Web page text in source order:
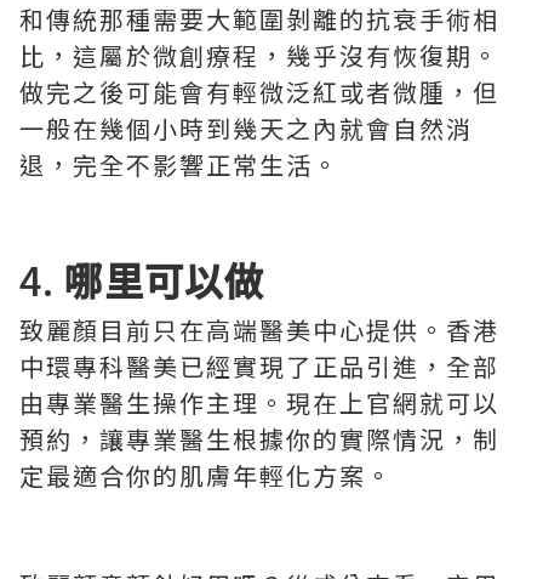
和傳統那種需要大範圍剝離的抗衰手術相
比，這屬於微創療程，幾乎沒有恢復期。
做完之後可能會有輕微泛紅或者微腫，但
一般在幾個小時到幾天之內就會自然消
退，完全不影響正常生活。
4. 哪里可以做
致麗顏目前只在高端醫美中心提供。香港
中環專科醫美已經實現了正品引進，全部
由專業醫生操作主理。現在上官網就可以
預約，讓專業醫生根據你的實際情況，制
定最適合你的肌膚年輕化方案。